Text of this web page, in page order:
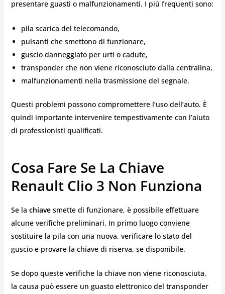
presentare guasti o malfunzionamenti. I più frequenti sono:
pila scarica del telecomando,
pulsanti che smettono di funzionare,
guscio danneggiato per urti o cadute,
transponder che non viene riconosciuto dalla centralina,
malfunzionamenti nella trasmissione del segnale.
Questi problemi possono compromettere l’uso dell’auto. È
quindi importante intervenire tempestivamente con l’aiuto
di professionisti qualificati.
Cosa Fare Se La Chiave
Renault Clio 3 Non Funziona
Se la chiave smette di funzionare, è possibile effettuare
alcune verifiche preliminari. In primo luogo conviene
sostituire la pila con una nuova, verificare lo stato del
guscio e provare la chiave di riserva, se disponibile.
Se dopo queste verifiche la chiave non viene riconosciuta,
la causa può essere un guasto elettronico del transponder